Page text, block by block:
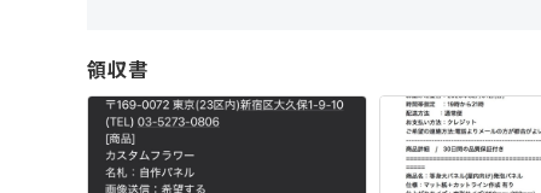
領収書